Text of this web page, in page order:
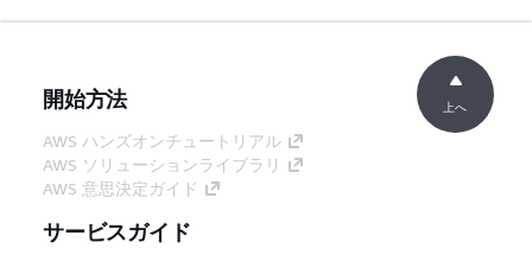
開始方法
AWS ハンズオンチュートリアル
AWS ソリューションライブラリ
AWS 意思決定ガイド
サービスガイド
上へ